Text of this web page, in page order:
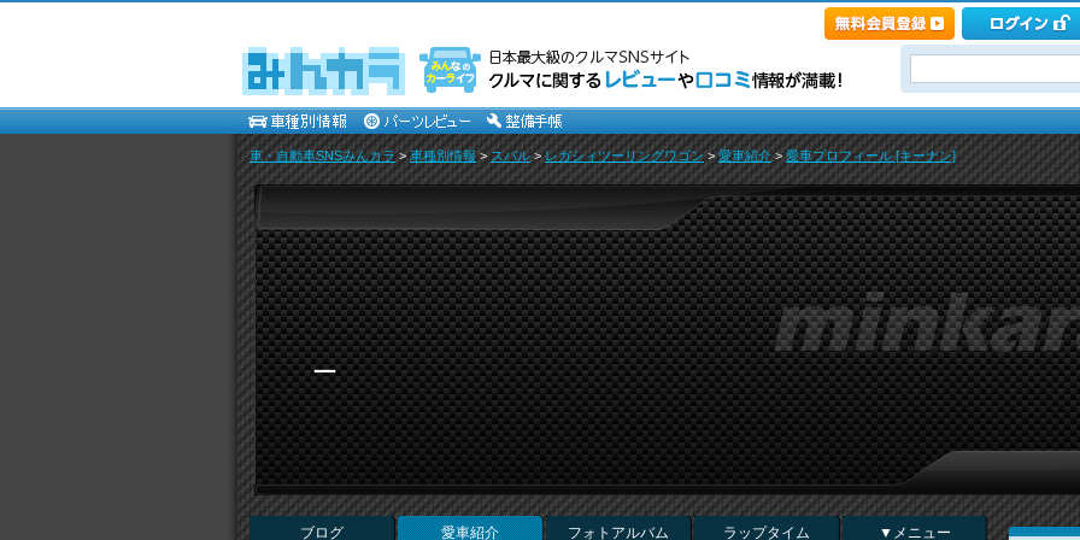
車・自動車SNSみんカラ>車種別情報>スバル>レガシィツーリングワゴン>愛車紹介>愛車プロフィール [キーナン]
＿
ブログ 愛車紹介 フォトアルバム ラップタイム ▼メニュー